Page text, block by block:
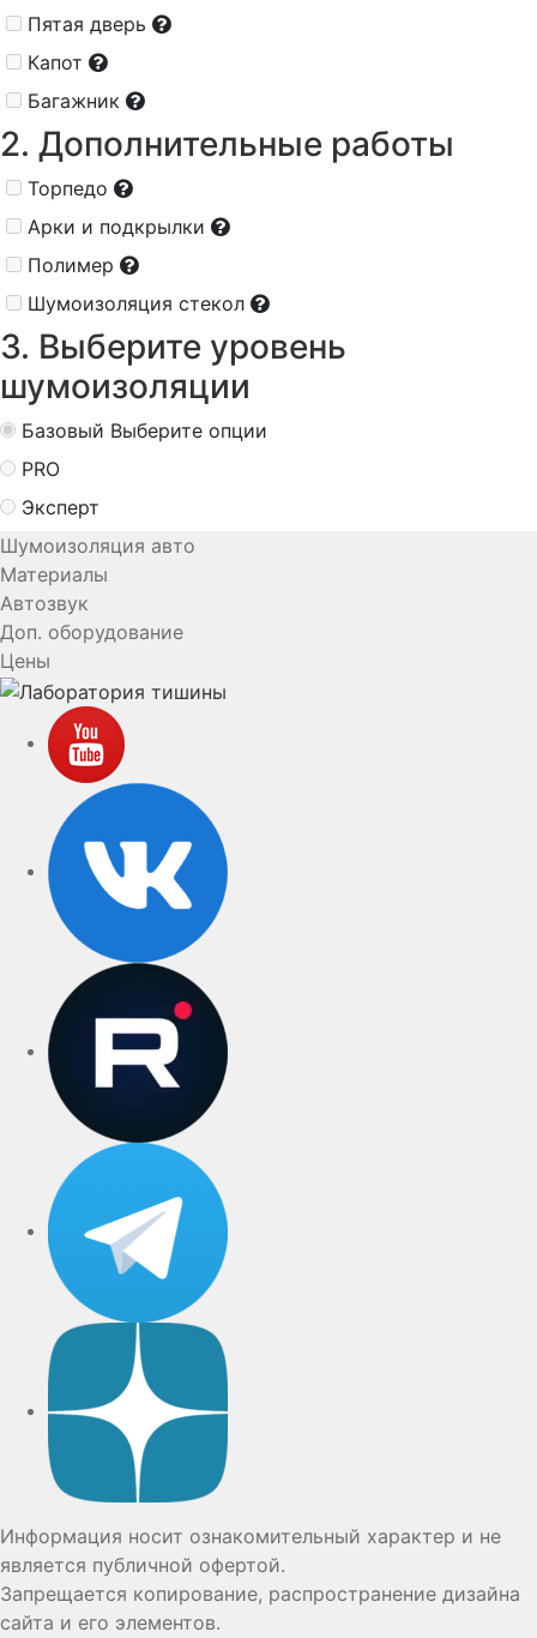
Пятая дверь
Капот
Багажник
2. Дополнительные работы
Торпедо
Арки и подкрылки
Полимер
Шумоизоляция стекол
3. Выберите уровень
шумоизоляции
Базовый Выберите опции
PRO
Эксперт
Шумоизоляция авто
Материалы
Автозвук
Доп. оборудование
Цены
Информация носит ознакомительный характер и не
является публичной офертой.
Запрещается копирование, распространение дизайна
сайта и его элементов.